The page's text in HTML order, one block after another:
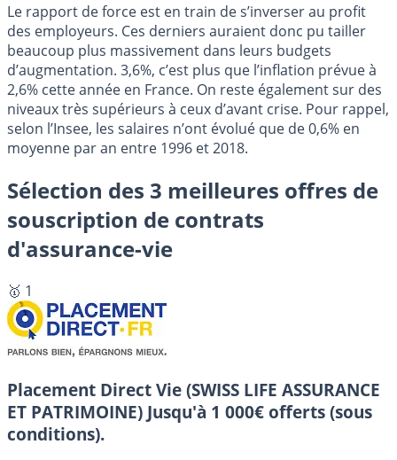
Le rapport de force est en train de s’inverser au profit
des employeurs. Ces derniers auraient donc pu tailler
beaucoup plus massivement dans leurs budgets
d’augmentation. 3,6%, c’est plus que l’inflation prévue à
2,6% cette année en France. On reste également sur des
niveaux très supérieurs à ceux d’avant crise. Pour rappel,
selon l’Insee, les salaires n’ont évolué que de 0,6% en
moyenne par an entre 1996 et 2018.
Sélection des 3 meilleures offres de
souscription de contrats
d'assurance-vie
🥇 1
Placement Direct Vie (SWISS LIFE ASSURANCE
ET PATRIMOINE) Jusqu'à 1 000€ offerts (sous
conditions).